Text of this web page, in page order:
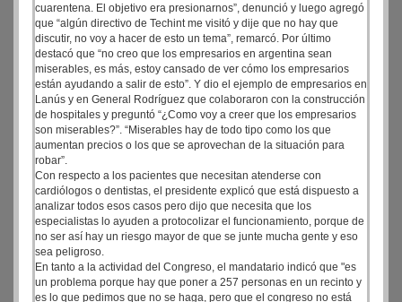
cuarentena. El objetivo era presionarnos”, denunció y luego agregó
que “algún directivo de Techint me visitó y dije que no hay que
discutir, no voy a hacer de esto un tema”, remarcó. Por último
destacó que “no creo que los empresarios en argentina sean
miserables, es más, estoy cansado de ver cómo los empresarios
están ayudando a salir de esto”. Y dio el ejemplo de empresarios en
Lanús y en General Rodríguez que colaboraron con la construcción
de hospitales y preguntó “¿Como voy a creer que los empresarios
son miserables?”. “Miserables hay de todo tipo como los que
aumentan precios o los que se aprovechan de la situación para
robar”.
Con respecto a los pacientes que necesitan atenderse con
cardiólogos o dentistas, el presidente explicó que está dispuesto a
analizar todos esos casos pero dijo que necesita que los
especialistas lo ayuden a protocolizar el funcionamiento, porque de
no ser así hay un riesgo mayor de que se junte mucha gente y eso
sea peligroso.
En tanto a la actividad del Congreso, el mandatario indicó que "es
un problema porque hay que poner a 257 personas en un recinto y
es lo que pedimos que no se haga, pero que el congreso no está